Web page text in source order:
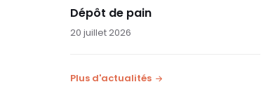
Dépôt de pain
20 juillet 2026
Plus d'actualités